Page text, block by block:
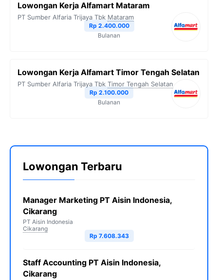
Lowongan Kerja Alfamart Mataram
PT Sumber Alfaria Trijaya Tbk Mataram
Rp 2.400.000
Bulanan
Lowongan Kerja Alfamart Timor Tengah Selatan
PT Sumber Alfaria Trijaya Tbk Timor Tengah Selatan
Rp 2.100.000
Bulanan
Lowongan Terbaru
Manager Marketing PT Aisin Indonesia,
Cikarang
PT Aisin Indonesia
Cikarang
Rp 7.608.343
Staff Accounting PT Aisin Indonesia,
Cikarang